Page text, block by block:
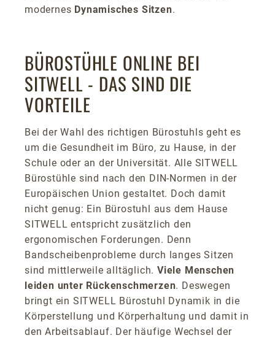
modernes Dynamisches Sitzen.
BÜROSTÜHLE ONLINE BEI
SITWELL - DAS SIND DIE
VORTEILE
Bei der Wahl des richtigen Bürostuhls geht es
um die Gesundheit im Büro, zu Hause, in der
Schule oder an der Universität. Alle SITWELL
Bürostühle sind nach den DIN-Normen in der
Europäischen Union gestaltet. Doch damit
nicht genug: Ein Bürostuhl aus dem Hause
SITWELL entspricht zusätzlich den
ergonomischen Forderungen. Denn
Bandscheibenprobleme durch langes Sitzen
sind mittlerweile alltäglich.Viele Menschen
leiden unter Rückenschmerzen. Deswegen
bringt ein SITWELL Bürostuhl Dynamik in die
Körperstellung und Körperhaltung und damit in
den Arbeitsablauf. Der häufige Wechsel der